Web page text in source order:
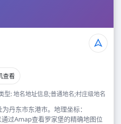
查看
型: 地名地址信息;普通地名;村庄级地名
丹东市东港市。地理坐标：
过Amap查看罗家堡的精确地图位